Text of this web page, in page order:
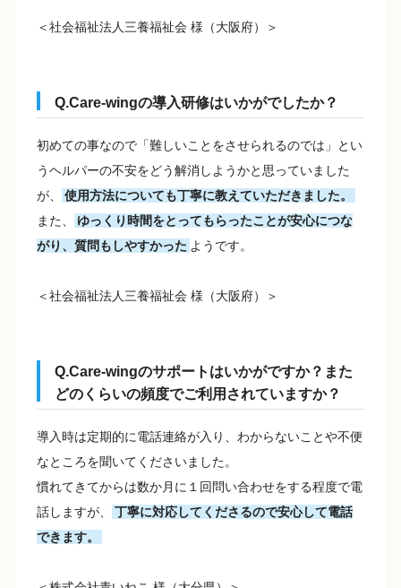
＜社会福祉法人三養福祉会 様（大阪府）＞
Q.Care-wingの導入研修はいかがでしたか？
初めての事なので「難しいことをさせられるのでは」とい
うヘルパーの不安をどう解消しようかと思っていました
が、
使用方法についても丁寧に教えていただきました。
また、
ゆっくり時間をとってもらったことが安心につな
がり、質問もしやすかった ようです。
＜社会福祉法人三養福祉会 様（大阪府）＞
Q.Care-wingのサポートはいかがですか？また
どのくらいの頻度でご利用されていますか？
導入時は定期的に電話連絡が入り、わからないことや不便
なところを聞いてくださいました。
慣れてきてからは数か月に１回問い合わせをする程度で電
話しますが、
丁寧に対応してくださるので安心して電話
できます。